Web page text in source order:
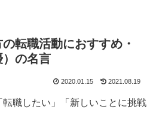
転職活動におすすめ・
の名言
2020.01.15 2021.08.19
転職したい」「新しいことに挑戦